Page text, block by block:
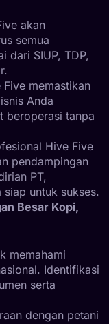
akan
semua
dari SIUP, TDP,
Five memastikan
Anda
beroperasi tanpa
Hive Five
pendampingan
PT,
untuk sukses.
Besar Kopi,
memahami
Identifikasi
serta
dengan petani